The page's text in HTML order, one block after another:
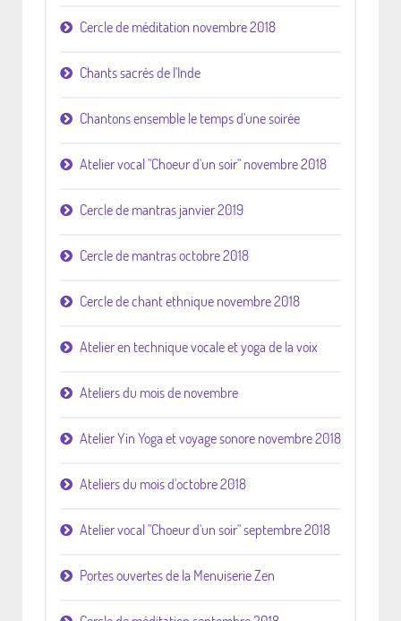
Cercle de méditation novembre 2018
Chants sacrés de l'Inde
Chantons ensemble le temps d'une soirée
Atelier vocal "Choeur d'un soir" novembre 2018
Cercle de mantras janvier 2019
Cercle de mantras octobre 2018
Cercle de chant ethnique novembre 2018
Atelier en technique vocale et yoga de la voix
Ateliers du mois de novembre
Atelier Yin Yoga et voyage sonore novembre 2018
Ateliers du mois d'octobre 2018
Atelier vocal "Choeur d'un soir" septembre 2018
Portes ouvertes de la Menuiserie Zen